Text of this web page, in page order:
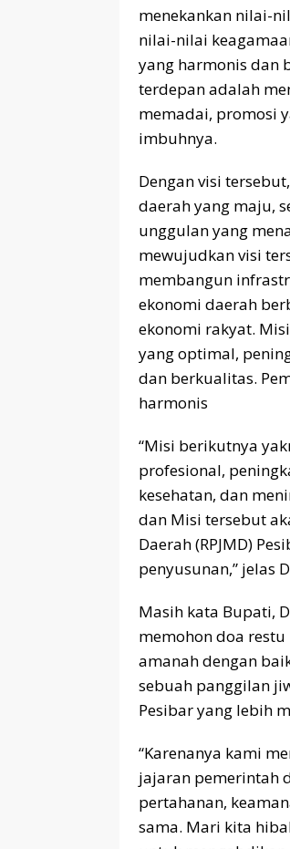
menekankan nilai-
nilai-nilai
yang harmonis dan
terdepan adalah
memadai, promosi
imbuhnya.
Dengan visi
daerah yang maju,
unggulan yang
mewujudkan visi
membangun
ekonomi daerah
ekonomi rakyat.
yang optimal,
dan berkualitas.
harmonis
“Misi berikutnya
profesional,
kesehatan, dan
dan Misi tersebut
Daerah (RPJMD)
penyusunan,” jelas
Masih kata Bupati,
memohon doa
amanah dengan
sebuah panggilan
Pesibar yang lebih
“Karenanya kami
jajaran pemerintah
pertahanan,
sama. Mari kita